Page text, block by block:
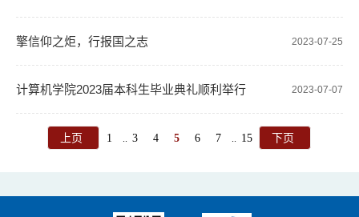
+”大学生创新创业大赛陕西赛区省级复赛中取得佳绩 2023-07-25
擎信仰之炬，行报国之志
2023-07-07
计算机学院2023届本科生毕业典礼顺利举行
上页 1 .. 3 4 5 6 7 .. 15 下页